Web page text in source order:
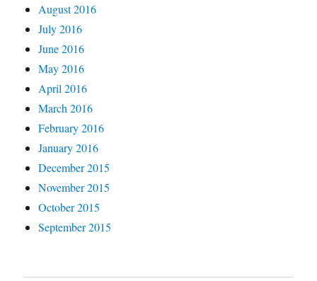
August 2016
July 2016
June 2016
May 2016
April 2016
March 2016
February 2016
January 2016
December 2015
November 2015
October 2015
September 2015